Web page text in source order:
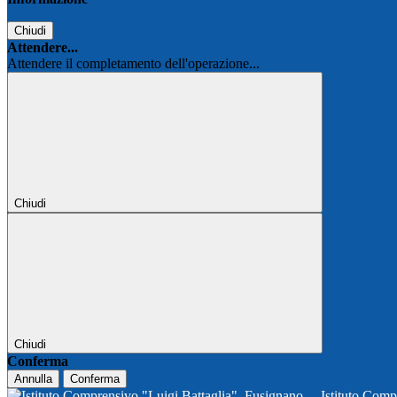
Chiudi
Attendere...
Attendere il completamento dell'operazione...
Chiudi
Chiudi
Conferma
Annulla Conferma